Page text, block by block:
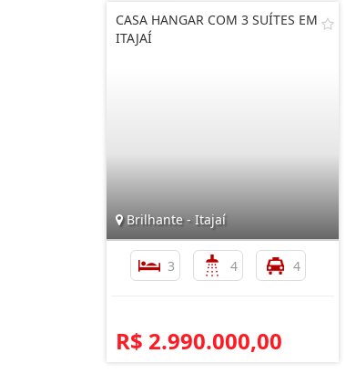
CASA HANGAR COM 3 SUÍTES EM
ITAJAÍ
Brilhante - Itajaí
3 4 4
R$ 2.990.000,00